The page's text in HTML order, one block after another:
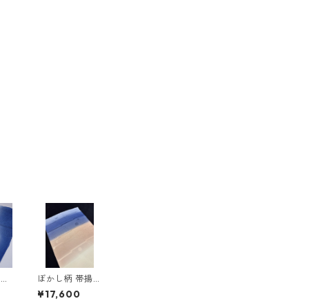
ぼかし柄 帯揚
げ ＜和小物さ
¥17,600